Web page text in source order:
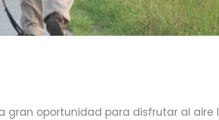
gran oportunidad para disfrutar al aire